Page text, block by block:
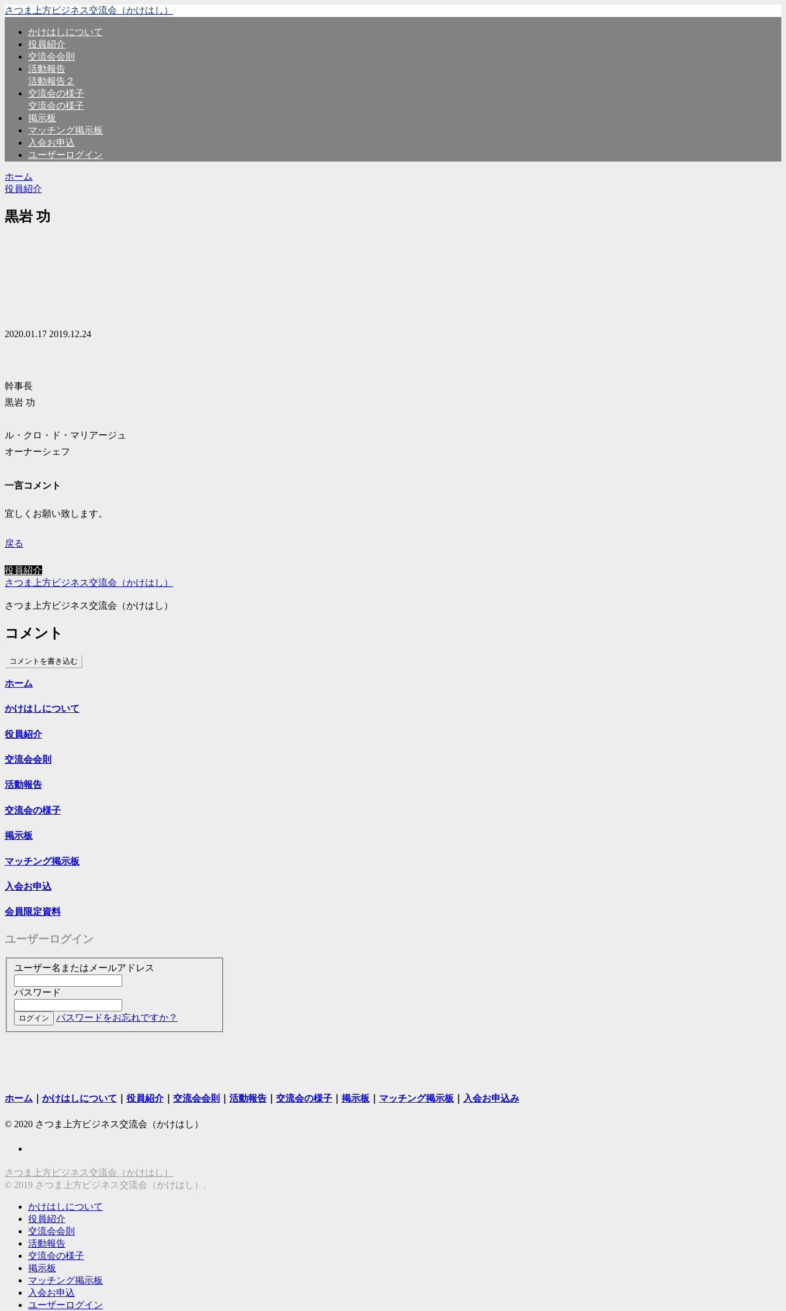
さつま上方ビジネス交流会（かけはし）
かけはしについて
役員紹介
交流会会則
活動報告
活動報告２
交流会の様子
交流会の様子
掲示板
マッチング掲示板
入会お申込
ユーザーログイン
ホーム
役員紹介
黒岩 功
2020.01.17 2019.12.24
幹事長
黒岩 功
ル・クロ・ド・マリアージュ
オーナーシェフ
一言コメント
宜しくお願い致します。
戻る
役員紹介
さつま上方ビジネス交流会（かけはし）
さつま上方ビジネス交流会（かけはし）
コメント
コメントを書き込む
ホーム
かけはしについて
役員紹介
交流会会則
活動報告
交流会の様子
掲示板
マッチング掲示板
入会お申込
会員限定資料
ユーザーログイン
ユーザー名またはメールアドレス
パスワード
パスワードをお忘れですか？
ホーム かけはしについて 役員紹介｜ 交流会会則 活動報告 交流会の様子 掲示板 マッチング掲示板 入会お申込み
© 2020 さつま上方ビジネス交流会（かけはし）
さつま上方ビジネス交流会（かけはし）
© 2019 さつま上方ビジネス交流会（かけはし）.
かけはしについて
役員紹介
交流会会則
活動報告
交流会の様子
掲示板
マッチング掲示板
入会お申込
ユーザーログイン